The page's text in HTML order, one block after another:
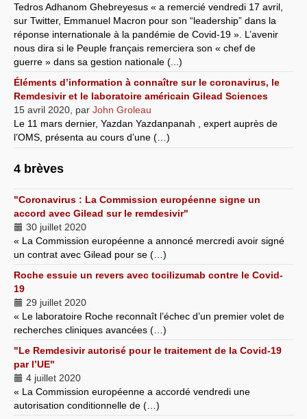
Tedros Adhanom Ghebreyesus « a remercié vendredi 17 avril,
sur Twitter, Emmanuel Macron pour son “leadership” dans la
réponse internationale à la pandémie de Covid-19 ». L’avenir
nous dira si le Peuple français remerciera son « chef de
guerre » dans sa gestion nationale (...)
Éléments d’information à connaître sur le coronavirus, le
Remdesivir et le laboratoire américain Gilead Sciences
15 avril 2020 par John Groleau
Le 11 mars dernier, Yazdan Yazdanpanah , expert auprès de
l’OMS, présenta au cours d’une (…)
4 brèves
"Coronavirus : La Commission européenne signe un
accord avec Gilead sur le remdesivir"
30 juillet 2020
« La Commission européenne a annoncé mercredi avoir signé
un contrat avec Gilead pour se (…)
Roche essuie un revers avec tocilizumab contre le Covid-
19
29 juillet 2020
« Le laboratoire Roche reconnaît l’échec d’un premier volet de
recherches cliniques avancées (…)
"Le Remdesivir autorisé pour le traitement de la Covid-19
par l’UE"
4 juillet 2020
« La Commission européenne a accordé vendredi une
autorisation conditionnelle de (…)